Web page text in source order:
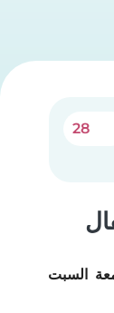
28
السبت